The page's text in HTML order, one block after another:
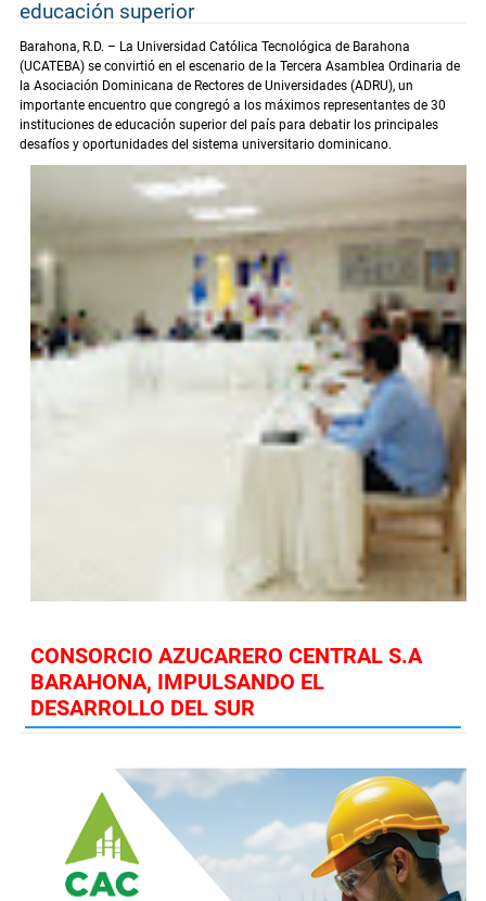
educación superior
Barahona, R.D. – La Universidad Católica Tecnológica de Barahona
(UCATEBA) se convirtió en el escenario de la Tercera Asamblea Ordinaria de
la Asociación Dominicana de Rectores de Universidades (ADRU), un
importante encuentro que congregó a los máximos representantes de 30
instituciones de educación superior del país para debatir los principales
desafíos y oportunidades del sistema universitario dominicano.
CONSORCIO AZUCARERO CENTRAL S.A
BARAHONA, IMPULSANDO EL
DESARROLLO DEL SUR